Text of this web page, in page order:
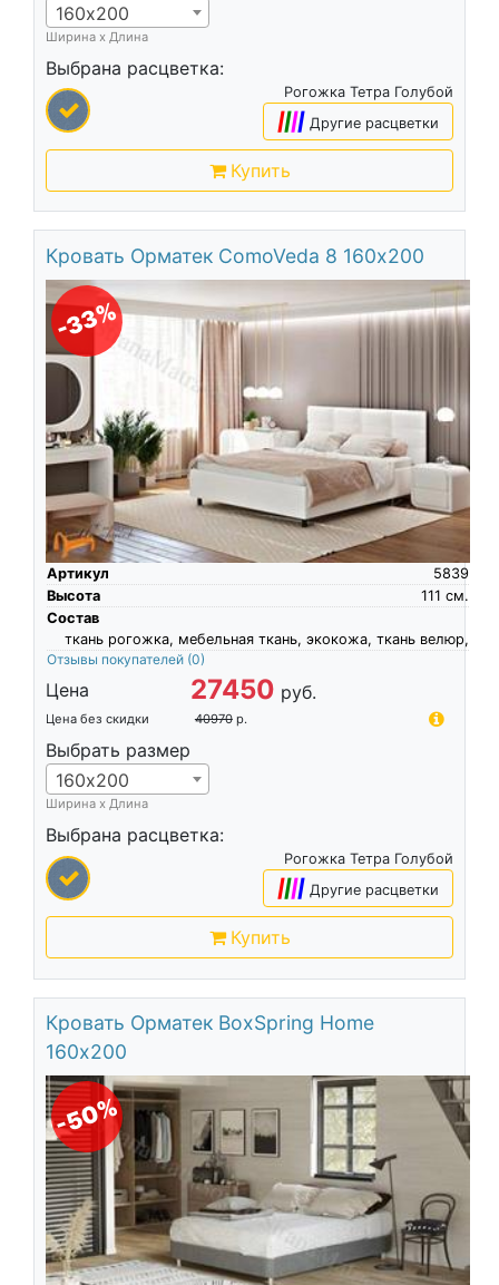
160х200
Ширина х Длина
Выбрана расцветка:
Рогожка Тетра Голубой
|||| Другие расцветки
Купить
Кровать Орматек ComoVeda 8 160х200
-33%
Артикул
5839
Высота
см.
111
Состав
ткань рогожка, мебельная ткань, экокожа, ткань велюр,
Отзывы покупателей (0)
Цена 27450 руб.
Цена без скидки 40970 р.
Выбрать размер
160х200
Ширина х Длина
Выбрана расцветка:
Рогожка Тетра Голубой
|||| Другие расцветки
Купить
Кровать Орматек BoxSpring Home
160х200
-50%